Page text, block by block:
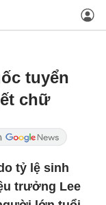
tuyển
chữ
tỷ lệ sinh
trưởng Lee